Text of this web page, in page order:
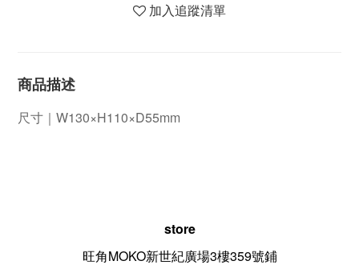
加入追蹤清單
商品描述
尺寸｜ W130×H110×D55mm
store
旺角MOKO新世紀廣場3樓359號鋪